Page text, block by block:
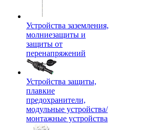
Устройства заземления,
молниезащиты и
защиты от
перенапряжений
Устройства защиты,
плавкие
предохранители,
модульные устройства/
монтажные устройства